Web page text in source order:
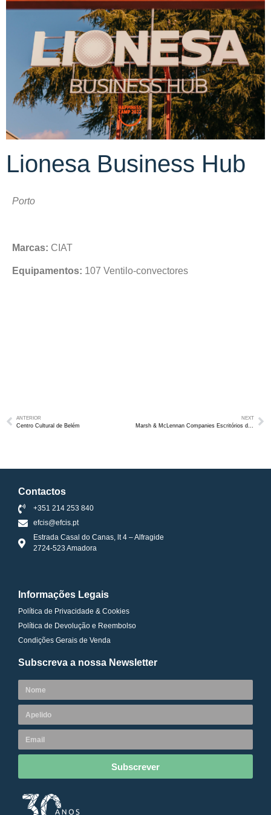
Lionesa Business Hub
Porto
Marcas: CIAT
Equipamentos: 107 Ventilo-convectores
ANTERIOR
Centro Cultural de Belém
NEXT
Marsh & McLennan Companies Escritórios de Lisboa
Contactos
+351 214 253 840
efcis@efcis.pt
Estrada Casal do Canas, lt 4 – Alfragide
2724-523 Amadora
Informações Legais
Política de Privacidade & Cookies
Política de Devolução e Reembolso
Condições Gerais de Venda
Subscreva a nossa Newsletter
Subscrever